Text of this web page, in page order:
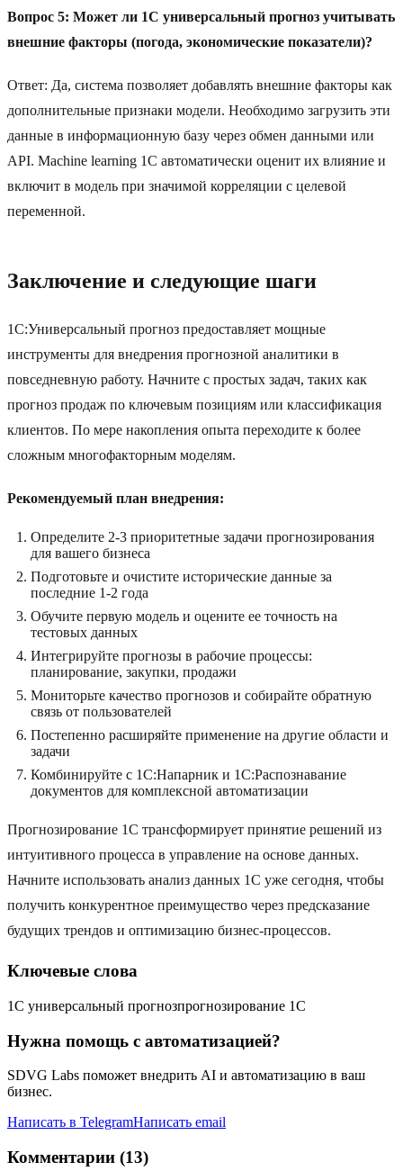
Вопрос 5: Может ли 1С универсальный прогноз учитывать
внешние факторы (погода, экономические показатели)?
Ответ: Да, система позволяет добавлять внешние факторы как
дополнительные признаки модели. Необходимо загрузить эти
данные в информационную базу через обмен данными или
API. Machine learning 1С автоматически оценит их влияние и
включит в модель при значимой корреляции с целевой
переменной.
Заключение и следующие шаги
1С:Универсальный прогноз предоставляет мощные
инструменты для внедрения прогнозной аналитики в
повседневную работу. Начните с простых задач, таких как
прогноз продаж по ключевым позициям или классификация
клиентов. По мере накопления опыта переходите к более
сложным многофакторным моделям.
Рекомендуемый план внедрения:
Определите 2-3 приоритетные задачи прогнозирования
для вашего бизнеса
Подготовьте и очистите исторические данные за
последние 1-2 года
Обучите первую модель и оцените ее точность на
тестовых данных
Интегрируйте прогнозы в рабочие процессы:
планирование, закупки, продажи
Мониторьте качество прогнозов и собирайте обратную
связь от пользователей
Постепенно расширяйте применение на другие области и
задачи
Комбинируйте с 1С:Напарник и 1С:Распознавание
документов для комплексной автоматизации
Прогнозирование 1С трансформирует принятие решений из
интуитивного процесса в управление на основе данных.
Начните использовать анализ данных 1С уже сегодня, чтобы
получить конкурентное преимущество через предсказание
будущих трендов и оптимизацию бизнес-процессов.
Ключевые слова
1С универсальный прогнозпрогнозирование 1С
Нужна помощь с автоматизацией?
SDVG Labs поможет внедрить AI и автоматизацию в ваш
бизнес.
Написать в TelegramНаписать email
Комментарии (13)